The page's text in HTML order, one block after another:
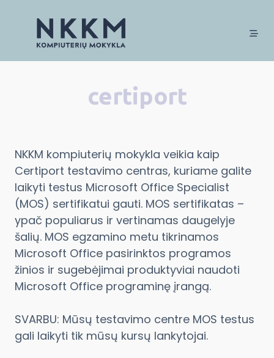
content
certiport
NKKM kompiuterių mokykla veikia kaip
Certiport testavimo centras, kuriame galite
laikyti testus Microsoft Office Specialist
(MOS) sertifikatui gauti. MOS sertifikatas –
ypač populiarus ir vertinamas daugelyje
šalių. MOS egzamino metu tikrinamos
Microsoft Office pasirinktos programos
žinios ir sugebėjimai produktyviai naudoti
Microsoft Office programinę įrangą.
SVARBU: Mūsų testavimo centre MOS testus
gali laikyti tik mūsų kursų lankytojai.